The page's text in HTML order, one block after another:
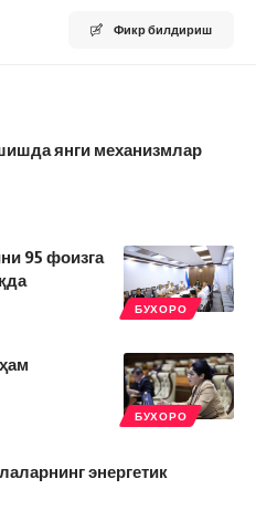
Фикр билдириш
янги механизмлар
БУХОРО
95 фоизга
БУХОРО
энергетик